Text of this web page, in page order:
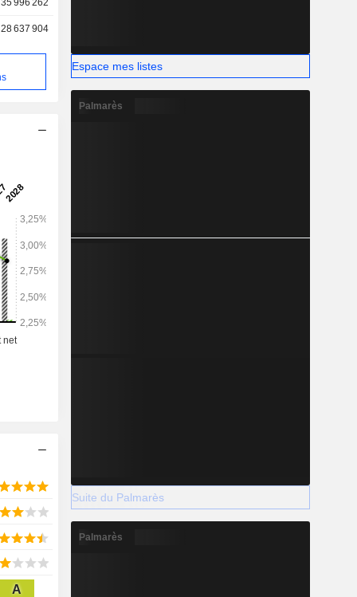
35 996 262
28 637 904
A
Espace mes listes
Palmarès
Suite du Palmarès
Palmarès